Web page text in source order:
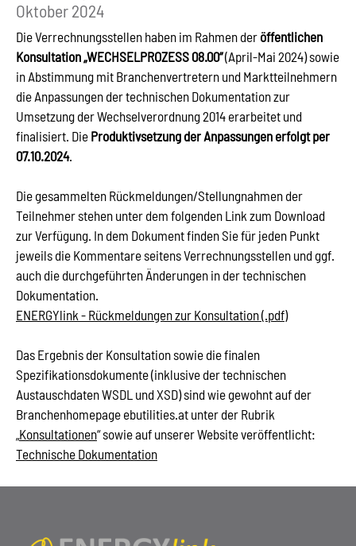
Oktober 2024
Die Verrechnungsstellen haben im Rahmen der öffentlichen
Konsultation „WECHSELPROZESS 08.00“(April-Mai 2024) sowie
in Abstimmung mit Branchenvertretern und Marktteilnehmern
die Anpassungen der technischen Dokumentation zur
Umsetzung der Wechselverordnung 2014 erarbeitet und
finalisiert. Die Produktivsetzung der Anpassungen erfolgt per
07.10.2024.
Die gesammelten Rückmeldungen/Stellungnahmen der
Teilnehmer stehen unter dem folgenden Link zum Download
zur Verfügung. In dem Dokument finden Sie für jeden Punkt
jeweils die Kommentare seitens Verrechnungsstellen und ggf.
auch die durchgeführten Änderungen in der technischen
Dokumentation.
ENERGYlink - Rückmeldungen zur Konsultation (.pdf)
Das Ergebnis der Konsultation sowie die finalen
Spezifikationsdokumente (inklusive der technischen
Austauschdaten WSDL und XSD) sind wie gewohnt auf der
Branchenhomepage ebutilities.at unter der Rubrik
„Konsultationen“ sowie auf unserer Website veröffentlicht:
Technische Dokumentation